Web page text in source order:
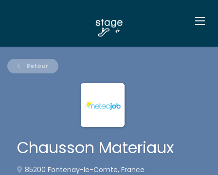
Retour
Chausson Materiaux
85200 Fontenay-le-Comte, France